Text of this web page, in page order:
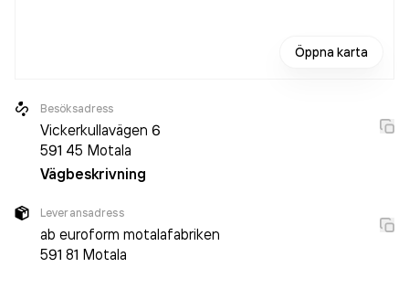
Öppna karta
Besöksadress
Vickerkullavägen 6
591 45 Motala
Vägbeskrivning
Leveransadress
ab euroform motalafabriken
591 81 Motala